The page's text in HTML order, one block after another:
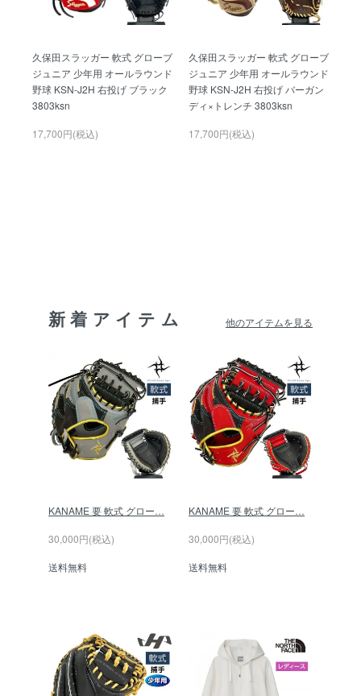
久保田スラッガー 軟式 グローブ
ジュニア 少年用 オールラウンド
野球 KSN-J2H 右投げ ブラック
3803ksn
17,700円(税込)
久保田スラッガー 軟式 グローブ
ジュニア 少年用 オールラウンド
野球 KSN-J2H 右投げ バーガン
ディ×トレンチ 3803ksn
17,700円(税込)
新着アイテム 他のアイテムを見る
KANAME 要 軟式 グロー…
30,000円(税込)
送料無料
KANAME 要 軟式 グロー…
30,000円(税込)
送料無料